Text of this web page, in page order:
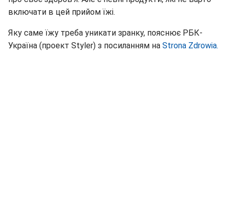
включати в цей прийом їжі.
Яку саме їжу треба уникати зранку, пояснює РБК-
Україна (проект Styler) з посиланням на Strona Zdrowia.